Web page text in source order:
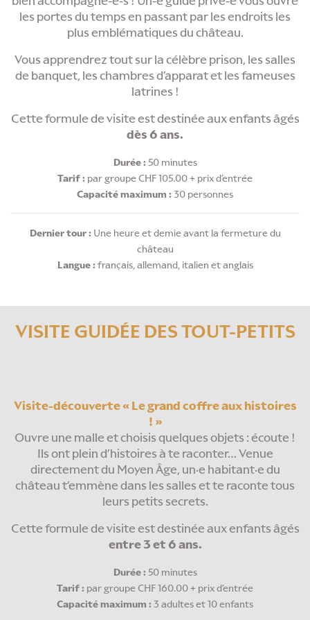
les portes du temps en passant par les endroits les
plus emblématiques du château.
Vous apprendrez tout sur la célèbre prison, les salles
de banquet, les chambres d’apparat et les fameuses
latrines !
Cette formule de visite est destinée aux enfants âgés
dès 6 ans.
Durée : 50 minutes
Tarif : par groupe CHF 105.00 + prix d’entrée
Capacité maximum : 30 personnes
Dernier tour : Une heure et demie avant la fermeture du
château
Langue : français, allemand, italien et anglais
VISITE GUIDÉE DES TOUT-PETITS
Visite-découverte « Le grand coffre aux histoires
! »
Ouvre une malle et choisis quelques objets : écoute !
Ils ont plein d’histoires à te raconter… Venue
directement du Moyen Âge, un·e habitant·e du
château t’emmène dans les salles et te raconte tous
leurs petits secrets.
Cette formule de visite est destinée aux enfants âgés
entre 3 et 6 ans.
Durée : 50 minutes
Tarif : par groupe CHF 160.00 + prix d’entrée
Capacité maximum : 3 adultes et 10 enfants